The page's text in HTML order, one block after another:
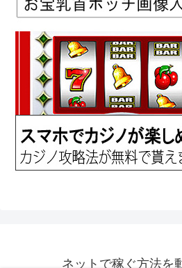
ネットで稼ぐ方法を